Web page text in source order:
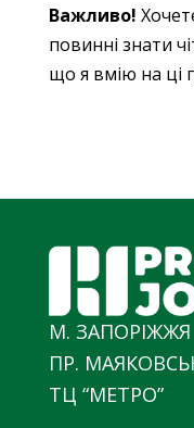
Важливо!
повинні знати
що я вмію на ці
М. ЗАПОРІЖЖЯ
ПР.
ТЦ “МЕТРО”